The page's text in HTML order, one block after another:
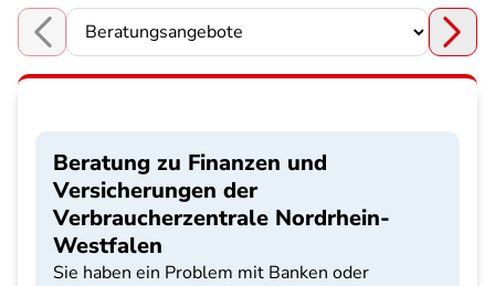
Choose a section
Beratung zu Finanzen und
Versicherungen der
Verbraucherzentrale Nordrhein-
Westfalen
Sie haben ein Problem mit Banken oder